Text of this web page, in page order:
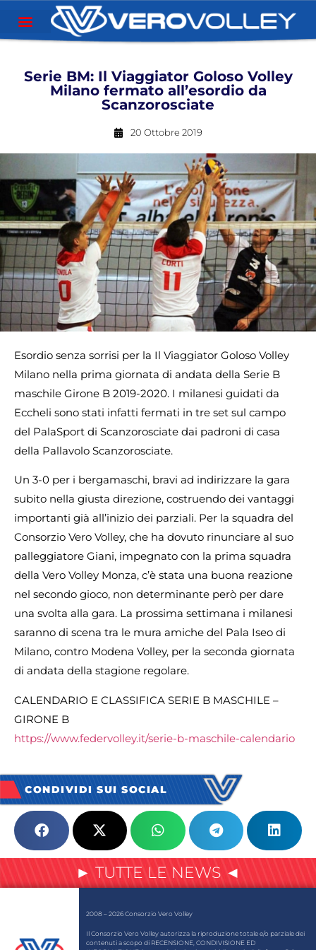
Serie BM: Il Viaggiator Goloso Volley
Milano fermato all’esordio da
Scanzorosciate
20 Ottobre 2019
Esordio senza sorrisi per la Il Viaggiator Goloso Volley
Milano nella prima giornata di andata della Serie B
maschile Girone B 2019-2020. I milanesi guidati da
Eccheli sono stati infatti fermati in tre set sul campo
del PalaSport di Scanzorosciate dai padroni di casa
della Pallavolo Scanzorosciate.
Un 3-0 per i bergamaschi, bravi ad indirizzare la gara
subito nella giusta direzione, costruendo dei vantaggi
importanti già all’inizio dei parziali. Per la squadra del
Consorzio Vero Volley, che ha dovuto rinunciare al suo
palleggiatore Giani, impegnato con la prima squadra
della Vero Volley Monza, c’è stata una buona reazione
nel secondo gioco, non determinante però per dare
una svolta alla gara. La prossima settimana i milanesi
saranno di scena tra le mura amiche del Pala Iseo di
Milano, contro Modena Volley, per la seconda giornata
di andata della stagione regolare.
CALENDARIO E CLASSIFICA SERIE B MASCHILE –
GIRONE B
https://www.federvolley.it/serie-b-maschile-calendario
CONDIVIDI SUI SOCIAL
► TUTTE LE NEWS ◄
2008 – 2026 Consorzio Vero Volley
Il Consorzio Vero Volley autorizza la riproduzione totale e/o parziale dei
contenuti a scopo di RECENSIONE, CONDIVISIONE ED